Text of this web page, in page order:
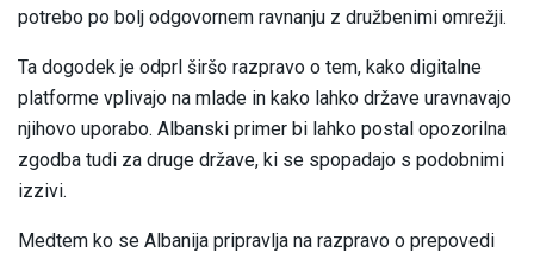
potrebo po bolj odgovornem ravnanju z družbenimi omrežji.
Ta dogodek je odprl širšo razpravo o tem, kako digitalne
platforme vplivajo na mlade in kako lahko države uravnavajo
njihovo uporabo. Albanski primer bi lahko postal opozorilna
zgodba tudi za druge države, ki se spopadajo s podobnimi
izzivi.
Medtem ko se Albanija pripravlja na razpravo o prepovedi